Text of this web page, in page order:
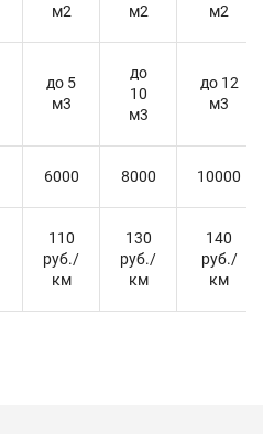
м2
м2
м2
до 5
м3
до
10
м3
до 12
м3
6000 8000 10000
110
руб./
км
130
руб./
км
140
руб./
км